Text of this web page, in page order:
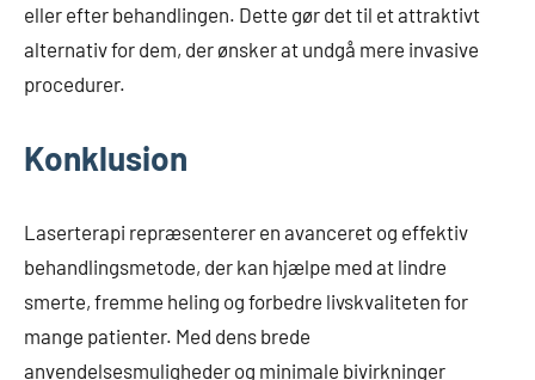
eller efter behandlingen. Dette gør det til et attraktivt
alternativ for dem, der ønsker at undgå mere invasive
procedurer.
Konklusion
Laserterapi repræsenterer en avanceret og effektiv
behandlingsmetode, der kan hjælpe med at lindre
smerte, fremme heling og forbedre livskvaliteten for
mange patienter. Med dens brede
anvendelsesmuligheder og minimale bivirkninger